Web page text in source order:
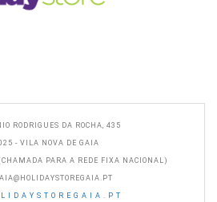
RODRIGUES DA ROCHA, 435
- VILA NOVA DE GAIA
PARA A REDE FIXA NACIONAL)